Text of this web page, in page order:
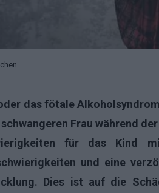
das fötale
Frau während
für das Kind
und eine
Dies ist auf die